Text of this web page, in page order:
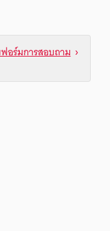
อร์มการสอบถาม